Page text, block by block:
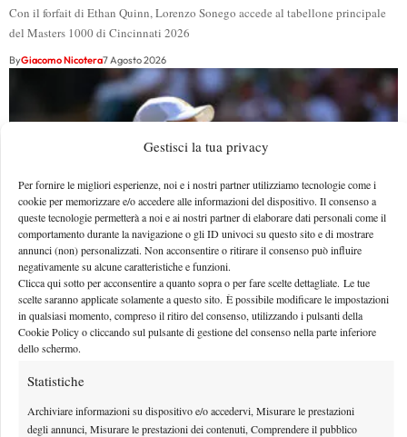
Gestisci la tua privacy
Per fornire le migliori esperienze, noi e i nostri partner utilizziamo tecnologie come i
cookie per memorizzare e/o accedere alle informazioni del dispositivo. Il consenso a
queste tecnologie permetterà a noi e ai nostri partner di elaborare dati personali come il
comportamento durante la navigazione o gli ID univoci su questo sito e di mostrare
annunci (non) personalizzati. Non acconsentire o ritirare il consenso può influire
negativamente su alcune caratteristiche e funzioni.
Clicca qui sotto per acconsentire a quanto sopra o per fare scelte dettagliate. Le tue
scelte saranno applicate solamente a questo sito. È possibile modificare le impostazioni
in qualsiasi momento, compreso il ritiro del consenso, utilizzando i pulsanti della
Cookie Policy o cliccando sul pulsante di gestione del consenso nella parte inferiore
dello schermo.
Statistiche
Archiviare informazioni su dispositivo e/o accedervi, Misurare le prestazioni
degli annunci, Misurare le prestazioni dei contenuti, Comprendere il pubblico
Con il forfait di Ethan Quinn, Lorenzo Sonego accede al tabellone principale
del Masters 1000 di Cincinnati 2026
ByGiacomo Nicotera7 Agosto 2026
Masters 1000 Cincinnati 2026: a che ora e dove
vedere il sorteggio del tabellone
Quando e dove vedere il sorteggio del main draw per il Masters 1000 di
Giacomo Nicotera 7 Agosto 2026